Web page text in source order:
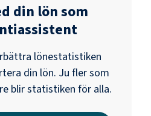
din lön som
lönestatistiken
din lön. Ju fler som
blir statistiken för alla.